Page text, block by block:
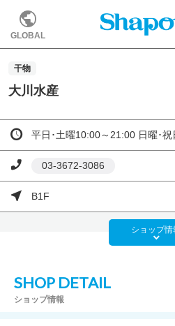
GLOBAL
干物
大川水産
平日･土曜10:00～21:00 日曜･
03-3672-3086
B1F
ショップ情
SHOP DETAIL
ショップ情報